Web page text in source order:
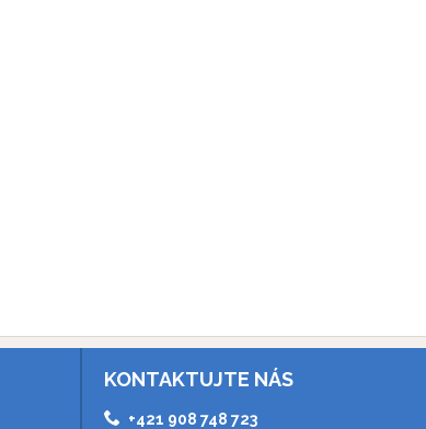
KONTAKTUJTE NÁS
+421 908 748 723